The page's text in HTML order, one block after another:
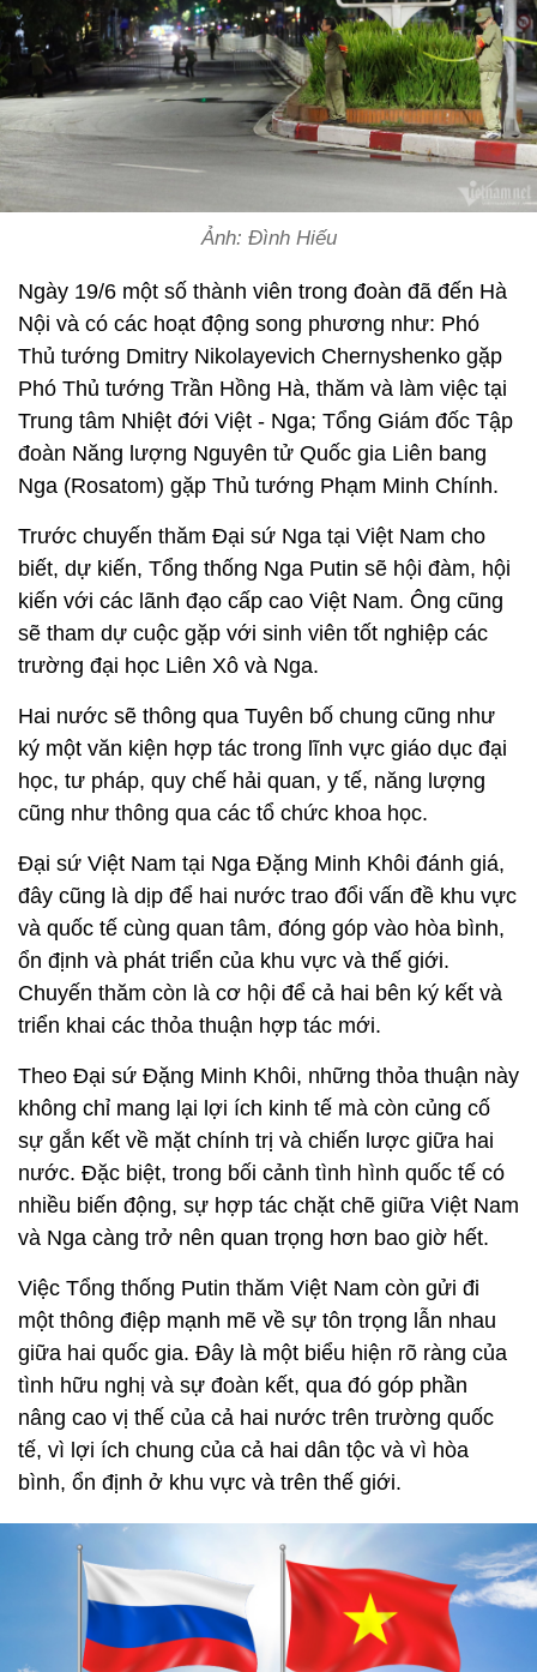
Ảnh: Đình Hiếu
Ngày 19/6 một số thành viên trong đoàn đã đến Hà
Nội và có các hoạt động song phương như: Phó
Thủ tướng Dmitry Nikolayevich Chernyshenko gặp
Phó Thủ tướng Trần Hồng Hà, thăm và làm việc tại
Trung tâm Nhiệt đới Việt - Nga; Tổng Giám đốc Tập
đoàn Năng lượng Nguyên tử Quốc gia Liên bang
Nga (Rosatom) gặp Thủ tướng Phạm Minh Chính.
Trước chuyến thăm Đại sứ Nga tại Việt Nam cho
biết, dự kiến, Tổng thống Nga Putin sẽ hội đàm, hội
kiến với các lãnh đạo cấp cao Việt Nam. Ông cũng
sẽ tham dự cuộc gặp với sinh viên tốt nghiệp các
trường đại học Liên Xô và Nga.
Hai nước sẽ thông qua Tuyên bố chung cũng như
ký một văn kiện hợp tác trong lĩnh vực giáo dục đại
học, tư pháp, quy chế hải quan, y tế, năng lượng
cũng như thông qua các tổ chức khoa học.
Đại sứ Việt Nam tại Nga Đặng Minh Khôi đánh giá,
đây cũng là dịp để hai nước trao đổi vấn đề khu vực
và quốc tế cùng quan tâm, đóng góp vào hòa bình,
ổn định và phát triển của khu vực và thế giới.
Chuyến thăm còn là cơ hội để cả hai bên ký kết và
triển khai các thỏa thuận hợp tác mới.
Theo Đại sứ Đặng Minh Khôi, những thỏa thuận này
không chỉ mang lại lợi ích kinh tế mà còn củng cố
sự gắn kết về mặt chính trị và chiến lược giữa hai
nước. Đặc biệt, trong bối cảnh tình hình quốc tế có
nhiều biến động, sự hợp tác chặt chẽ giữa Việt Nam
và Nga càng trở nên quan trọng hơn bao giờ hết.
Việc Tổng thống Putin thăm Việt Nam còn gửi đi
một thông điệp mạnh mẽ về sự tôn trọng lẫn nhau
giữa hai quốc gia. Đây là một biểu hiện rõ ràng của
tình hữu nghị và sự đoàn kết, qua đó góp phần
nâng cao vị thế của cả hai nước trên trường quốc
tế, vì lợi ích chung của cả hai dân tộc và vì hòa
bình, ổn định ở khu vực và trên thế giới.